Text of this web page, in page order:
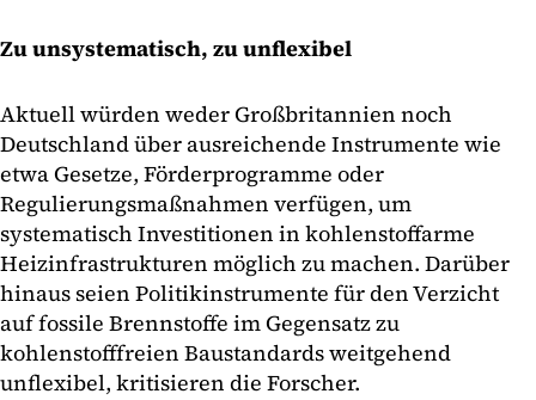
Zu unsystematisch, zu unflexibel
Aktuell würden weder Großbritannien noch
Deutschland über ausreichende Instrumente wie
etwa Gesetze, Förderprogramme oder
Regulierungsmaßnahmen verfügen, um
systematisch Investitionen in kohlenstoffarme
Heizinfrastrukturen möglich zu machen. Darüber
hinaus seien Politikinstrumente für den Verzicht
auf fossile Brennstoffe im Gegensatz zu
kohlenstofffreien Baustandards weitgehend
unflexibel, kritisieren die Forscher.